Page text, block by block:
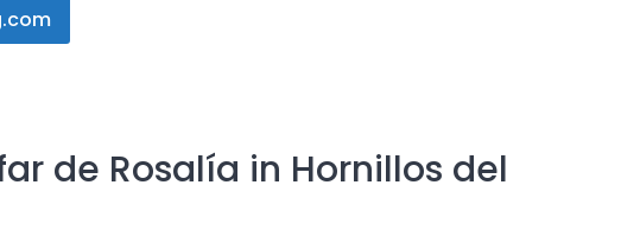
de Rosalía in Hornillos del